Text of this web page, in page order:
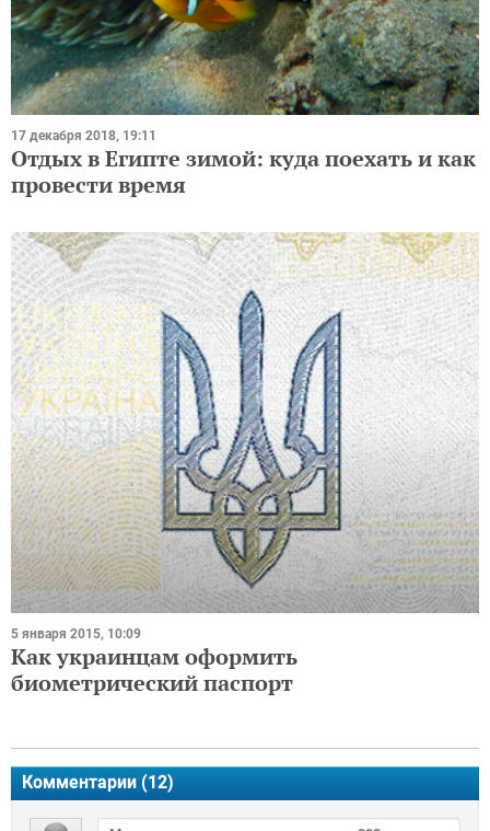
17 декабря 2018, 19:11
Отдых в Египте зимой: куда поехать и как
провести время
5 января 2015, 10:09
Как украинцам оформить
биометрический паспорт
Комментарии (12)